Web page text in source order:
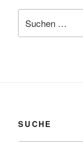
nach:
SUCHE